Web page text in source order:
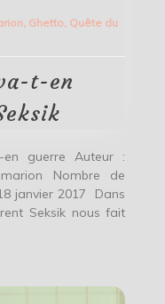
s’en
guerre
Laurent
, Ghetto, Quête du
t-en
en guerre Auteur :
Nombre de
janvier 2017 Dans
Seksik nous fait